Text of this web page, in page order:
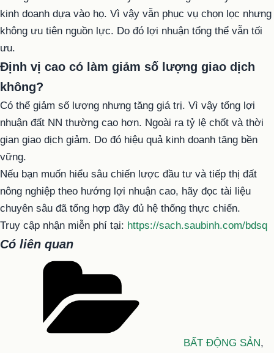
kinh doanh dựa vào họ. Vì vậy vẫn phục vụ chọn lọc nhưng
không ưu tiên nguồn lực. Do đó lợi nhuận tổng thể vẫn tối
ưu.
Định vị cao có làm giảm số lượng giao dịch
không?
Có thể giảm số lượng nhưng tăng giá trị. Vì vậy tổng lợi
nhuận đất NN thường cao hơn. Ngoài ra tỷ lệ chốt và thời
gian giao dịch giảm. Do đó hiệu quả kinh doanh tăng bền
vững.
Nếu bạn muốn hiểu sâu chiến lược đầu tư và tiếp thị đất
nông nghiệp theo hướng lợi nhuận cao, hãy đọc tài liệu
chuyên sâu đã tổng hợp đầy đủ hệ thống thực chiến.
Truy cập nhận miễn phí tại: https://sach.saubinh.com/bdsq
Có liên quan
BẤT ĐỘNG SẢN,